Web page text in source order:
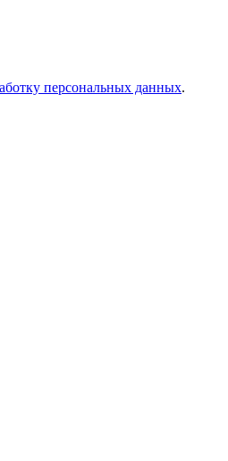
персональных данных.